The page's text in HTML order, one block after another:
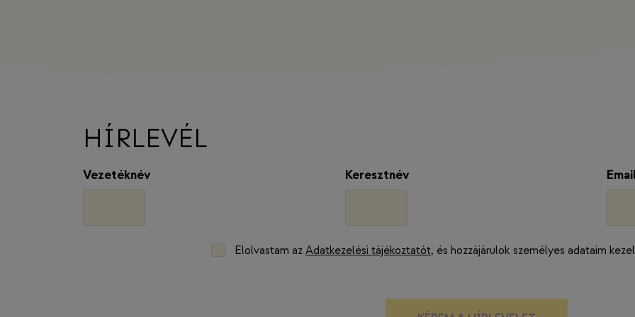
HÍRLEVÉL
Vezetéknév Keresztnév
Elolvastam az Adatkezelési tájékoztatót, és hozzájárulok személyes adataim